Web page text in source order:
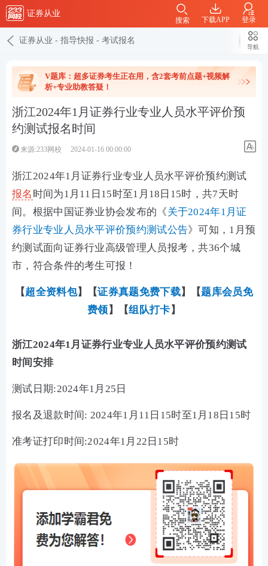
证券从业
下载APP 登录
搜索
证券从业 - 指导快报 - 考试报名
导航
V题库：超多证券考生正在用，含2套考前点题+视频解
析+专业助教答疑！
浙江2024年1月证券行业专业人员水平评价预
约测试报名时间
来源:233网校 2024-01-16 00:00:00
浙江2024年1月证券行业专业人员水平评价预约测试
报名 时间为1月11日15时至1月18日15时，共7天时
间。 根据中国证券业协会发布的《关于2024年1月证
券行业专业人员水平评价预约测试公告》可知，1月预
约测试面向证券行业高级管理人员报考，共36个城
市，符合条件的考生可报！
【超全资料包】【证券真题免费下载】 【题库会员免
费领 】【组队打卡 】
浙江2024年1月证券行业专业人员水平评价预约测试
时间安排
测试日期:2024年1月25日
报名及退款时间: 2024年1月11日15时至1月18日15时
准考证打印时间:2024年1月22日15时